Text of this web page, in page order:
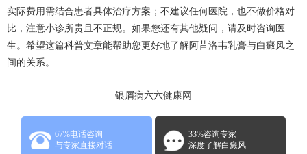
实际费用需结合患者具体治疗方案；不建议任何医院，也不做价格对
比，注意小诊所贵且不正规。如果您还有其他疑问，请及时咨询医
生。希望这篇科普文章能帮助您更好地了解阿昔洛韦乳膏与白癜风之
间的关系。
银屑病六六健康网
67%电话咨询
与专家直接对话
33%咨询专家
深度了解白癜风